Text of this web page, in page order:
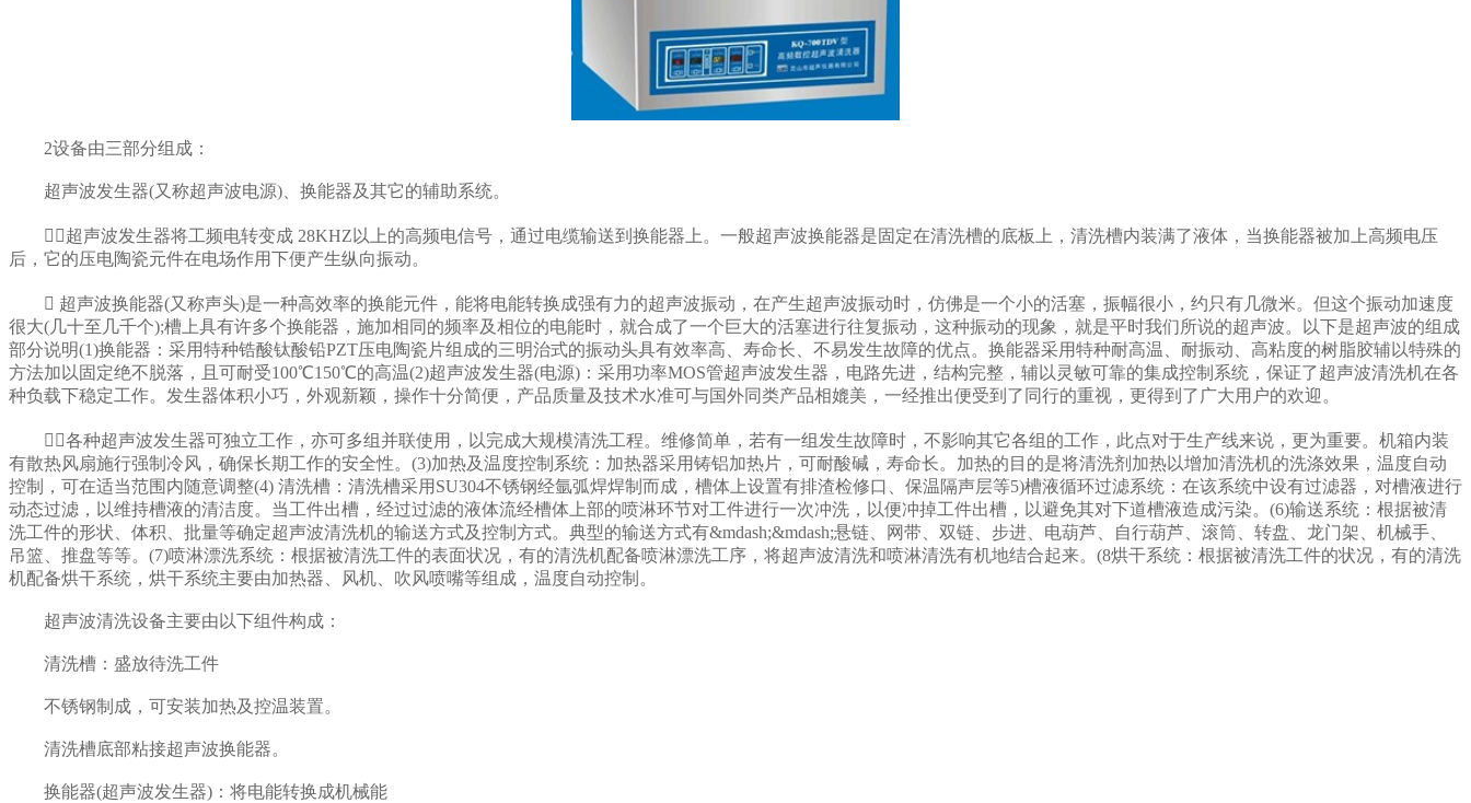
2设备由三部分组成：
超声波发生器(又称超声波电源)、换能器及其它的辅助系统。
超声波发生器将工频电转变成 28KHZ以上的高频电信号，通过电缆输送到换能器上。一般超声波换能器是固定在清洗槽的底板上，清洗槽内装满了液体，当换能器被加上高频电压
后，它的压电陶瓷元件在电场作用下便产生纵向振动。
 超声波换能器(又称声头)是一种高效率的换能元件，能将电能转换成强有力的超声波振动，在产生超声波振动时，仿佛是一个小的活塞，振幅很小，约只有几微米。但这个振动加速度
很大(几十至几千个);槽上具有许多个换能器，施加相同的频率及相位的电能时，就合成了一个巨大的活塞进行往复振动，这种振动的现象，就是平时我们所说的超声波。以下是超声波的组成
部分说明(1)换能器：采用特种锆酸钛酸铅PZT压电陶瓷片组成的三明治式的振动头具有效率高、寿命长、不易发生故障的优点。换能器采用特种耐高温、耐振动、高粘度的树脂胶辅以特殊的
方法加以固定绝不脱落，且可耐受100℃150℃的高温(2)超声波发生器(电源)：采用功率MOS管超声波发生器，电路先进，结构完整，辅以灵敏可靠的集成控制系统，保证了超声波清洗机在各
种负载下稳定工作。发生器体积小巧，外观新颖，操作十分简便，产品质量及技术水准可与国外同类产品相媲美，一经推出便受到了同行的重视，更得到了广大用户的欢迎。
各种超声波发生器可独立工作，亦可多组并联使用，以完成大规模清洗工程。维修简单，若有一组发生故障时，不影响其它各组的工作，此点对于生产线来说，更为重要。机箱内装
有散热风扇施行强制冷风，确保长期工作的安全性。(3)加热及温度控制系统：加热器采用铸铝加热片，可耐酸碱，寿命长。加热的目的是将清洗剂加热以增加清洗机的洗涤效果，温度自动
控制，可在适当范围内随意调整(4) 清洗槽：清洗槽采用SU304不锈钢经氩弧焊焊制而成，槽体上设置有排渣检修口、保温隔声层等5)槽液循环过滤系统：在该系统中设有过滤器，对槽液进行
动态过滤，以维持槽液的清洁度。当工件出槽，经过过滤的液体流经槽体上部的喷淋环节对工件进行一次冲洗，以便冲掉工件出槽，以避免其对下道槽液造成污染。(6)输送系统：根据被清
洗工件的形状、体积、批量等确定超声波清洗机的输送方式及控制方式。典型的输送方式有&mdash;&mdash;悬链、网带、双链、步进、电葫芦、自行葫芦、滚筒、转盘、龙门架、机械手、
吊篮、推盘等等。(7)喷淋漂洗系统：根据被清洗工件的表面状况，有的清洗机配备喷淋漂洗工序，将超声波清洗和喷淋清洗有机地结合起来。(8烘干系统：根据被清洗工件的状况，有的清洗
机配备烘干系统，烘干系统主要由加热器、风机、吹风喷嘴等组成，温度自动控制。
超声波清洗设备主要由以下组件构成：
清洗槽：盛放待洗工件
不锈钢制成，可安装加热及控温装置。
清洗槽底部粘接超声波换能器。
换能器(超声波发生器)：将电能转换成机械能